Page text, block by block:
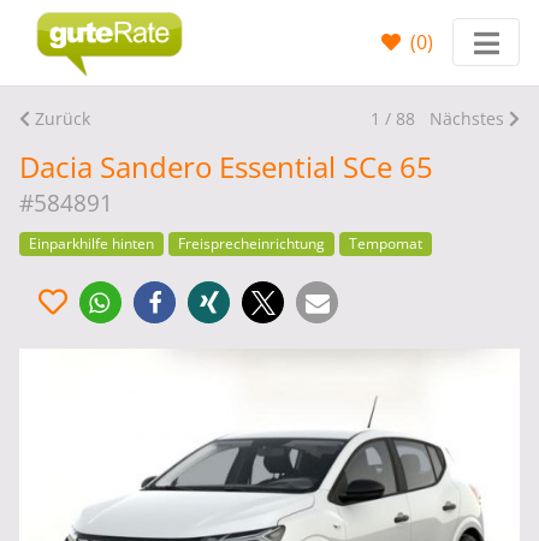
(0)
Zurück 1 / 88 Nächstes
Dacia Sandero Essential SCe 65
#584891
Einparkhilfe hinten Freisprecheinrichtung Tempomat